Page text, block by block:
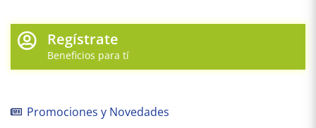
Regístrate
Beneficios para tí
Promociones y Novedades